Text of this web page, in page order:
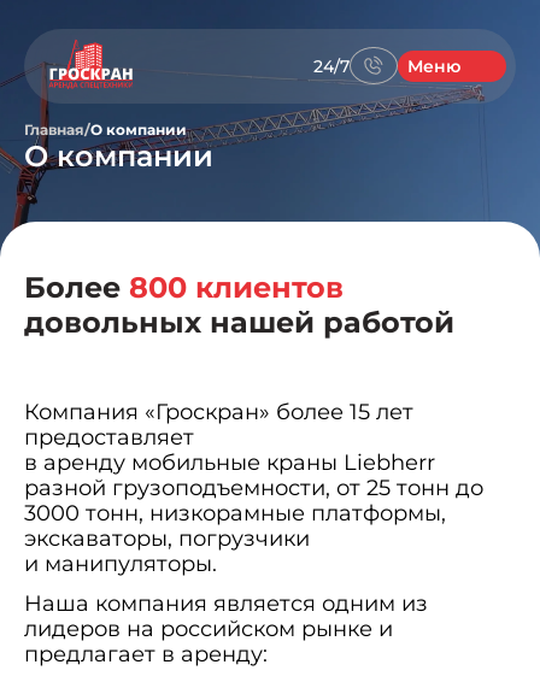
24/7 Меню
Главная/О компании
О компании
Более 800 клиентов
довольных нашей работой
Компания «Гроскран» более 15 лет
предоставляет
в аренду мобильные краны Liebherr
разной грузоподъемности, от 25 тонн до
3000 тонн, низкорамные платформы,
экскаваторы, погрузчики
и манипуляторы.
Наша компания является одним из
лидеров на российском рынке и
предлагает в аренду: